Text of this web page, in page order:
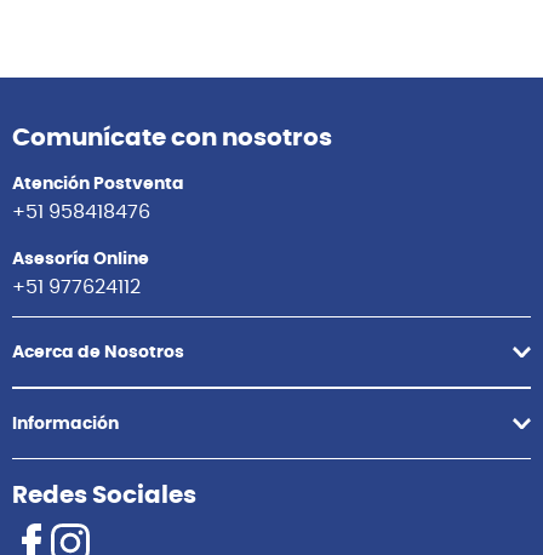
Comunícate con nosotros
Atención Postventa
+51 958418476
Asesoría Online
+51 977624112
Acerca de Nosotros
Información
Redes Sociales